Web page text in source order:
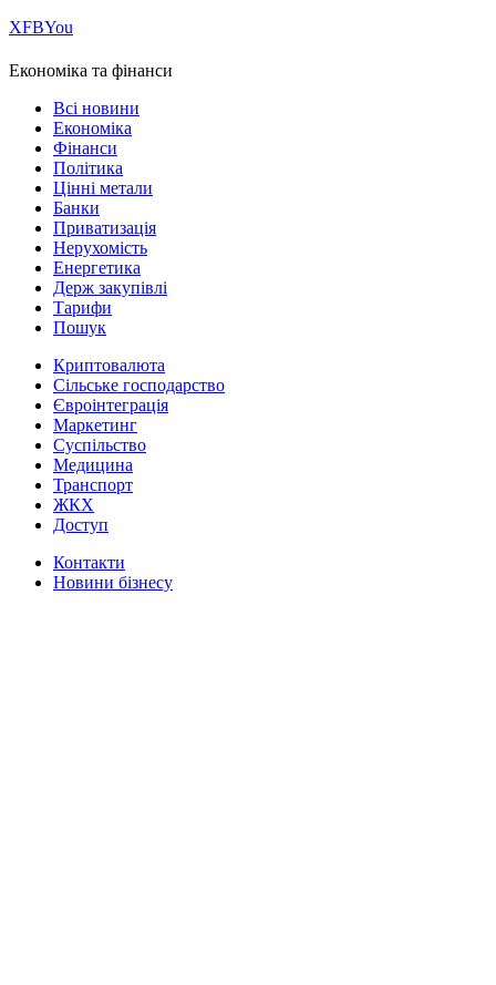
ХFBYou
Економіка та фінанси
Всі новини
Економіка
Фінанси
Політика
Цінні метали
Банки
Приватизація
Нерухомість
Енергетика
Держ закупівлі
Тарифи
Пошук
Криптовалюта
Сільське господарство
Євроінтеграція
Маркетинг
Суспільство
Медицина
Транспорт
ЖКХ
Доступ
Контакти
Новини бізнесу